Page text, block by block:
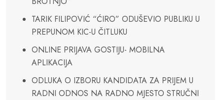
TARIK FILIPOVIĆ “ĆIRO” ODUŠEVIO PUBLIKU U
PREPUNOM KIC-U ČITLUKU
ONLINE PRIJAVA GOSTIJU- MOBILNA
APLIKACIJA
ODLUKA O IZBORU KANDIDATA ZA PRIJEM U
RADNI ODNOS NA RADNO MJESTO STRUČNI